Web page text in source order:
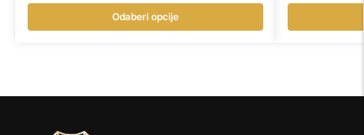
Odaberi opcije